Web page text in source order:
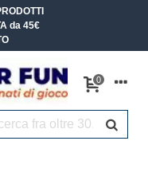
da 45€
0